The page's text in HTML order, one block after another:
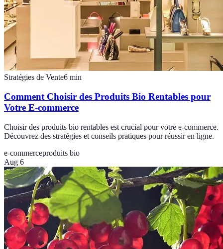
Stratégies de Vente6 min
Comment Choisir des Produits Bio Rentables pour
Votre E-commerce
Choisir des produits bio rentables est crucial pour votre e-commerce.
Découvrez des stratégies et conseils pratiques pour réussir en ligne.
e-commerceproduits bio
Aug 6